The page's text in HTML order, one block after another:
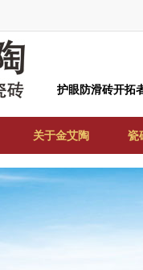
护眼防滑砖开拓
关于金艾陶 瓷